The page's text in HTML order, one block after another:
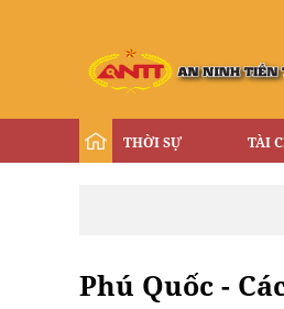
THỜI SỰ TÀI
Phú Quốc -